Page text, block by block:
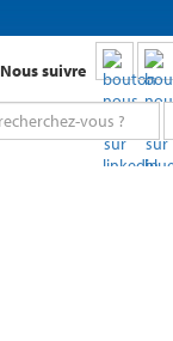
Nous suivre